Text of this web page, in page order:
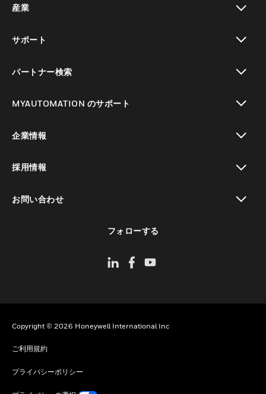
産業
サポート
パートナー検索
MYAUTOMATION のサポート
企業情報
採用情報
お問い合わせ
フォローする
Copyright © 2026 Honeywell International Inc
ご利用規約
プライバシーポリシー